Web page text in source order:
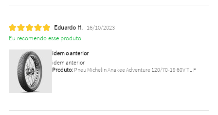
Eduardo H. 16/10/2023
Eu recomendo esse produto.
idem o anterior
idem anterior
Produto:Pneu Michelin Anakee Adventure 120/70-19 60V TL F